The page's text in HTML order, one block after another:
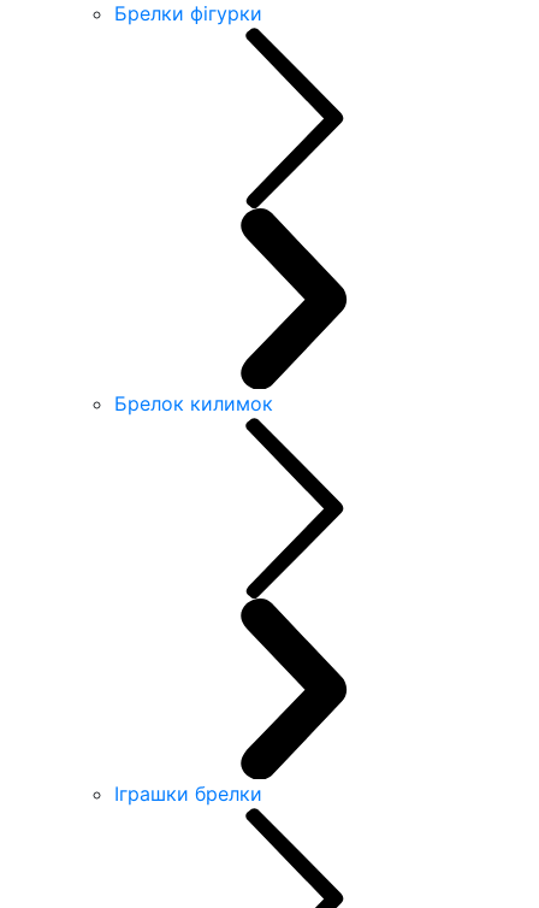
Брелки фігурки
Брелок килимок
Іграшки брелки